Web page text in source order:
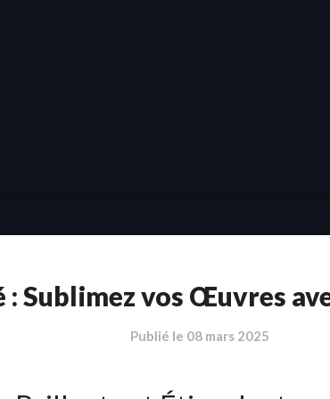
Sublimez vos Œuvres
Publié le 08 mars 2025